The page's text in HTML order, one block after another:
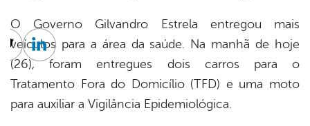
O Governo Gilvandro Estrela entregou mais
veículos para a área da saúde. Na manhã de hoje
(26), foram entregues dois carros para o
Tratamento Fora do Domicílio (TFD) e uma moto
para auxiliar a Vigilância Epidemiológica.
Twitter
Linkedin